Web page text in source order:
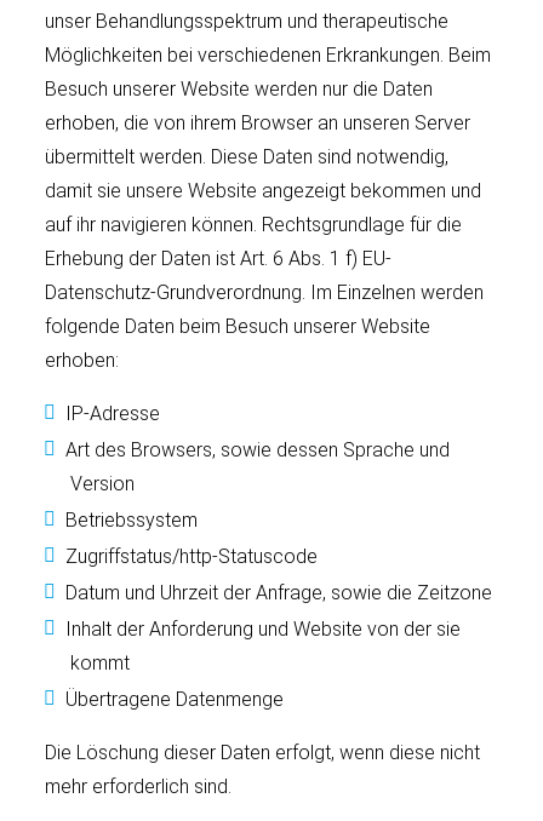
unser Behandlungsspektrum und therapeutische
Möglichkeiten bei verschiedenen Erkrankungen. Beim
Besuch unserer Website werden nur die Daten
erhoben, die von ihrem Browser an unseren Server
übermittelt werden. Diese Daten sind notwendig,
damit sie unsere Website angezeigt bekommen und
auf ihr navigieren können. Rechtsgrundlage für die
Erhebung der Daten ist Art. 6 Abs. 1 f) EU-
Datenschutz-Grundverordnung. Im Einzelnen werden
folgende Daten beim Besuch unserer Website
erhoben:
IP-Adresse
Art des Browsers, sowie dessen Sprache und
Version
Betriebssystem
Zugriffstatus/http-Statuscode
Datum und Uhrzeit der Anfrage, sowie die Zeitzone
Inhalt der Anforderung und Website von der sie
kommt
Übertragene Datenmenge
Die Löschung dieser Daten erfolgt, wenn diese nicht
mehr erforderlich sind.